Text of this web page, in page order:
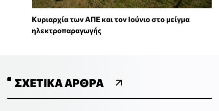
Κυριαρχία των ΑΠΕ και τον Ιούνιο στο μείγμα
ηλεκτροπαραγωγής
ΣΧΕΤΙΚΆ ΆΡΘΡΑ